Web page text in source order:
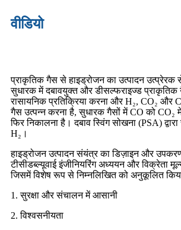
वीडियो
प्राकृतिक गैस से हाइड्रोजन का उत्पादन उत्प्रेरक
सुधारक में दबावयुक्त और डीसल्फराइज्ड
रासायनिक प्रतिक्रिया करना और H₂, CO₂ और
गैस उत्पन्न करना है, सुधारक गैसों में CO को CO₂ में
फिर निकालना है। दबाव स्विंग सोखना (PSA)
H₂।
हाइड्रोजन उत्पादन संयंत्र का डिज़ाइन और
टीसीडब्ल्यूवाई इंजीनियरिंग अध्ययन और विक्रेता
जिसमें विशेष रूप से निम्नलिखित को अनुकूलित
1. सुरक्षा और संचालन में आसानी
2. विश्वसनीयता